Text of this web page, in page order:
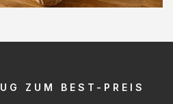
ZUM BEST-PREIS